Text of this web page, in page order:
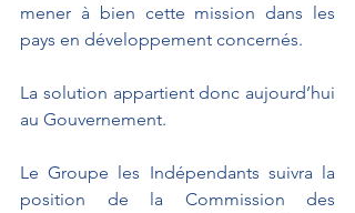
mener à bien cette mission dans les
pays en développement concernés.
La solution appartient donc aujourd’hui
au Gouvernement.
Le Groupe les Indépendants suivra la
position de la Commission des